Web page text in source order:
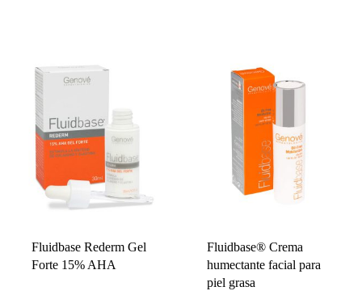
Fluidbase Rederm Gel
Forte 15% AHA
Fluidbase® Crema
humectante facial para
piel grasa